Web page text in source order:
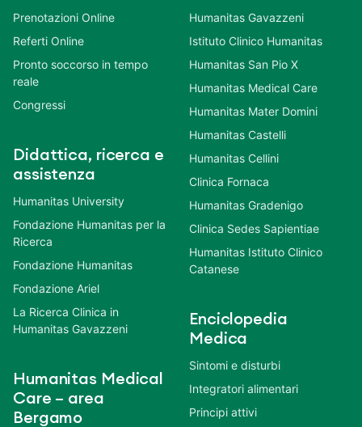
Prenotazioni Online
Referti Online
Pronto soccorso in tempo
reale
Congressi
Didattica, ricerca e
assistenza
Humanitas University
Fondazione Humanitas per la
Ricerca
Fondazione Humanitas
Fondazione Ariel
La Ricerca Clinica in
Humanitas Gavazzeni
Humanitas Medical
Care – area
Bergamo
Humanitas Gavazzeni
Istituto Clinico Humanitas
Humanitas San Pio X
Humanitas Medical Care
Humanitas Mater Domini
Humanitas Castelli
Humanitas Cellini
Clinica Fornaca
Humanitas Gradenigo
Clinica Sedes Sapientiae
Humanitas Istituto Clinico
Catanese
Enciclopedia
Medica
Sintomi e disturbi
Integratori alimentari
Principi attivi